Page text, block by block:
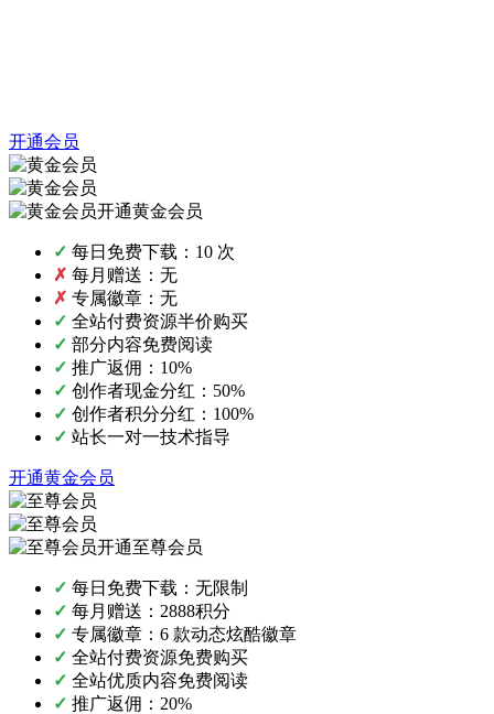
开通会员
开通黄金会员
✓ 每日免费下载：10 次
✗ 每月赠送：无
✗ 专属徽章：无
✓ 全站付费资源半价购买
✓ 部分内容免费阅读
✓ 推广返佣：10%
✓ 创作者现金分红：50%
✓ 创作者积分分红：100%
✓ 站长一对一技术指导
开通黄金会员
开通至尊会员
✓ 每日免费下载：无限制
✓ 每月赠送：2888积分
✓ 专属徽章：6 款动态炫酷徽章
✓ 全站付费资源免费购买
✓ 全站优质内容免费阅读
✓ 推广返佣：20%